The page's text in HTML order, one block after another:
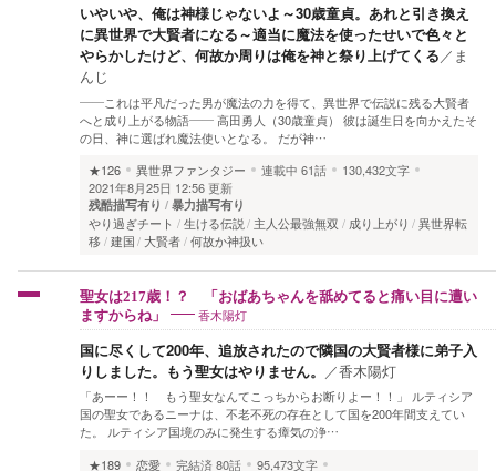
いやいや、俺は神様じゃないよ～30歳童貞。あれと引き換え
に異世界で大賢者になる～適当に魔法を使ったせいで色々と
やらかしたけど、何故か周りは俺を神と祭り上げてくる／ ま
んじ
――これは平凡だった男が魔法の力を得て、異世界で伝説に残る大賢者
へと成り上がる物語―― 高田勇人（30歳童貞） 彼は誕生日を向かえたそ
の日、神に選ばれ魔法使いとなる。 だが神…
★126
異世界ファンタジー 連載中 61話
130,432文字
2021年8月25日 12:56 更新
残酷描写有り 暴力描写有り
やり過ぎチート 生ける伝説 主人公最強無双 成り上がり
異世界転
移 建国 大賢者 何故か神扱い
聖女は217歳！？ 「おばあちゃんを舐めてると痛い目に遭い
ますからね」
香木陽灯
国に尽くして200年、追放されたので隣国の大賢者様に弟子入
りしました。もう聖女はやりません。 ／香木陽灯
「あーー！！ もう聖女なんてこっちからお断りよー！！」 ルティシア
国の聖女であるニーナは、不老不死の存在として国を200年間支えてい
た。 ルティシア国境のみに発生する瘴気の浄…
★189
恋愛 完結済80話
95,473文字